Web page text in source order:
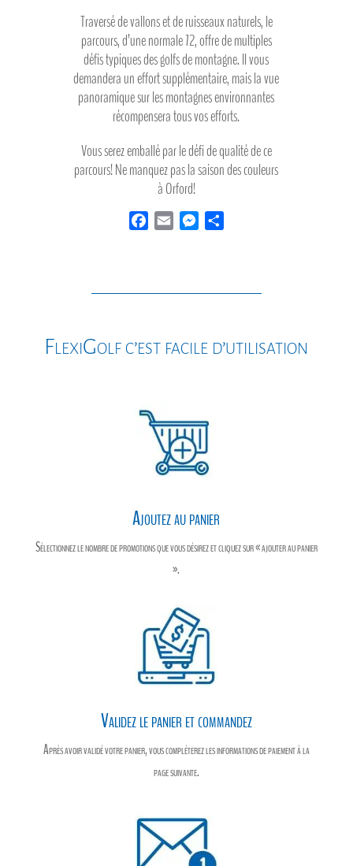
Traversé de vallons et de ruisseaux naturels, le
parcours, d’une normale 72, offre de multiples
défis typiques des golfs de montagne. Il vous
demandera un effort supplémentaire, mais la vue
panoramique sur les montagnes environnantes
récompensera tous vos efforts.
Vous serez emballé par le défi de qualité de ce
parcours! Ne manquez pas la saison des couleurs
à Orford!
b
k
l
e
e
a
FlexiGolf c’est facile d’utilisation
Ajoutez au panier
Sélectionnez le nombre de promotions que vous désirez et cliquez sur « ajouter au panier
».
Validez le panier et commandez
Après avoir validé votre panier, vous compléterez les informations de paiement à la
page suivante.